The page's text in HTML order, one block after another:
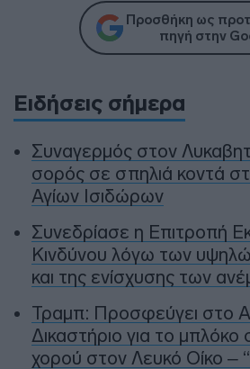
Προσθήκη ως
πηγή στην
Ειδήσεις σήμερα
Συναγερμός στον
σορός σε σπηλιά κοντά
Αγίων Ισιδώρων
Συνεδρίασε η Επιτροπή
Κινδύνου λόγω των
και της ενίσχυσης των
Τραμπ: Προσφεύγει στο
Δικαστήριο για το μπλόκο
χορού στον Λευκό Οίκο –